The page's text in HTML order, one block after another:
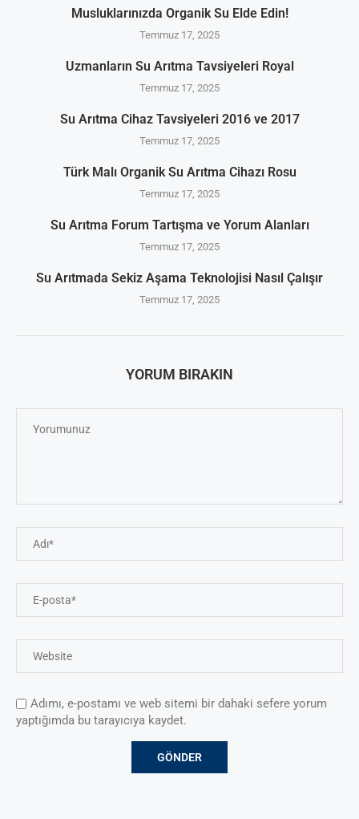
Musluklarınızda Organik Su Elde Edin!
Temmuz 17, 2025
Uzmanların Su Arıtma Tavsiyeleri Royal
Temmuz 17, 2025
Su Arıtma Cihaz Tavsiyeleri 2016 ve 2017
Temmuz 17, 2025
Türk Malı Organik Su Arıtma Cihazı Rosu
Temmuz 17, 2025
Su Arıtma Forum Tartışma ve Yorum Alanları
Temmuz 17, 2025
Su Arıtmada Sekiz Aşama Teknolojisi Nasıl Çalışır
Temmuz 17, 2025
YORUM BIRAKIN
Adımı, e-postamı ve web sitemi bir dahaki sefere yorum
yaptığımda bu tarayıcıya kaydet.